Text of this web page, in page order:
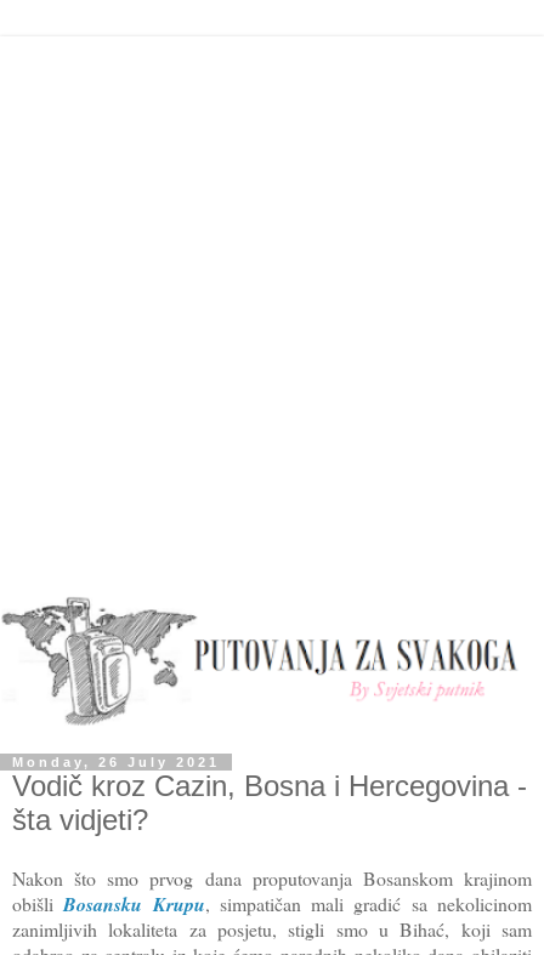
Monday, 26 July 2021
Vodič kroz Cazin, Bosna i Hercegovina -
šta vidjeti?
Nakon što smo prvog dana proputovanja Bosanskom krajinom
obišliBosansku Krupu, simpatičan mali gradić sa nekolicinom
zanimljivih lokaliteta za posjetu, stigli smo u Bihać, koji sam